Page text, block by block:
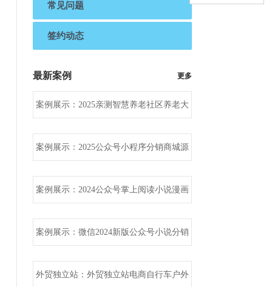
常见问题
签约动态
更多
最新案例
案例展示：2025亲测智慧养老社区养老大
案例展示：2025公众号小程序分销商城源
案例展示：2024公众号掌上阅读小说漫画
案例展示：微信2024新版公众号小说分销
外贸独立站：外贸独立站电商自行车户外